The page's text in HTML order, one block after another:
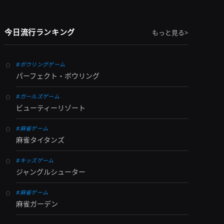
今日流行ランキング もっと見る>
#ボウリングゲーム
パーフェクト・ボウリング
#ガールズゲーム
ビューティーリゾート
#麻雀ゲーム
麻雀タイタンズ
#キッズゲーム
ジャングルシューター
#麻雀ゲーム
麻雀ガーデン